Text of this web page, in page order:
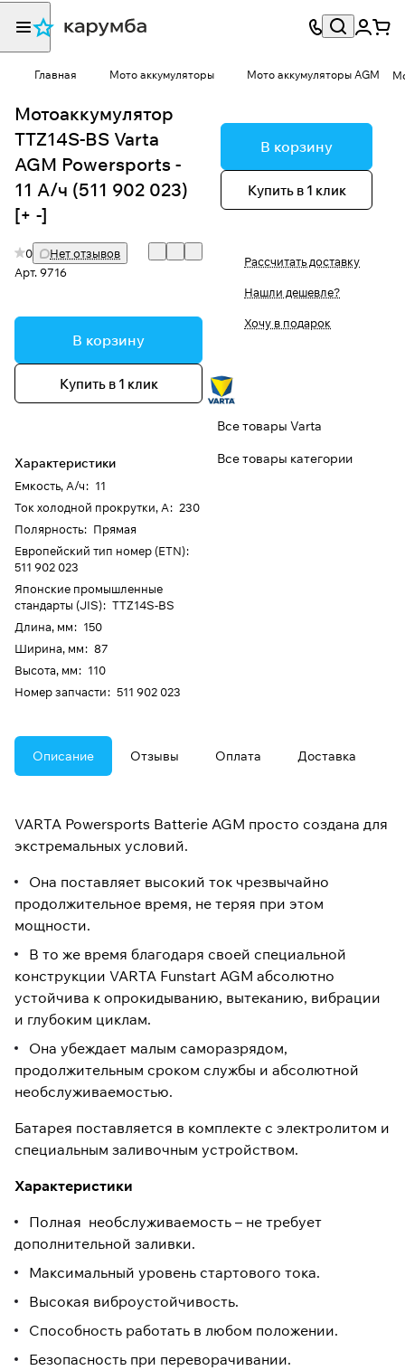
Главная Мото аккумуляторы Мото аккумуляторы AGM
Мотоаккумулятор
TTZ14S-BS Varta
AGM Powersports -
11 А/ч (511 902 023)
[+ -]
0
Нет отзывов
Арт.9716
В корзину
Купить в 1 клик
Характеристики
Емкость, А/ч: 11
Ток холодной прокрутки, А: 230
Полярность: Прямая
Европейский тип номер (ETN):
511 902 023
Японские промышленные
стандарты (JIS): TTZ14S-BS
Длина, мм: 150
Ширина, мм: 87
Высота, мм: 110
Номер запчасти: 511 902 023
В корзину
Купить в 1 клик
Рассчитать доставку
Нашли дешевле?
Хочу в подарок
Все товары Varta
Все товары категории
Описание Отзывы Оплата Доставка
VARTA Powersports Batterie AGM просто создана для
экстремальных условий.
Она поставляет высокий ток чрезвычайно
продолжительное время, не теряя при этом
мощности.
В то же время благодаря своей специальной
конструкции VARTA Funstart AGM абсолютно
устойчива к опрокидыванию, вытеканию, вибрации
и глубоким циклам.
Она убеждает малым саморазрядом,
продолжительным сроком службы и абсолютной
необслуживаемостью.
Батарея поставляется в комплекте с электролитом и
специальным заливочным устройством.
Характеристики
Полная необслуживаемость – не требует
дополнительной заливки.
Максимальный уровень стартового тока.
Высокая виброустойчивость.
Способность работать в любом положении.
Безопасность при переворачивании.